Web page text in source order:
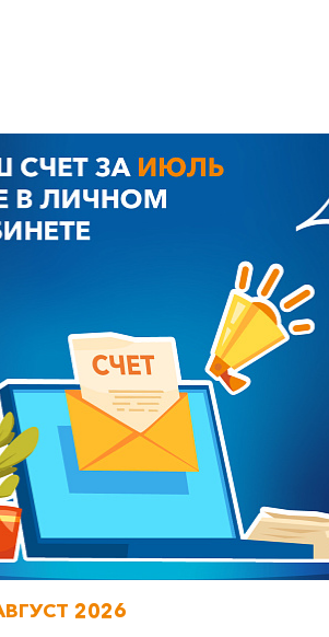
24-57
обратный звонок
клиентам
2026